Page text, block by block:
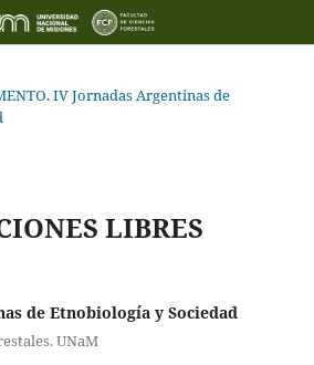
IV Jornadas Argentinas de
LIBRES
de Etnobiología y Sociedad
UNaM